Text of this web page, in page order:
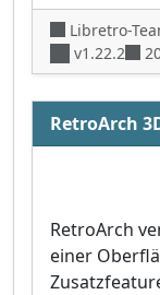
Libretro-
v1.22.2
RetroArch
RetroArch
einer